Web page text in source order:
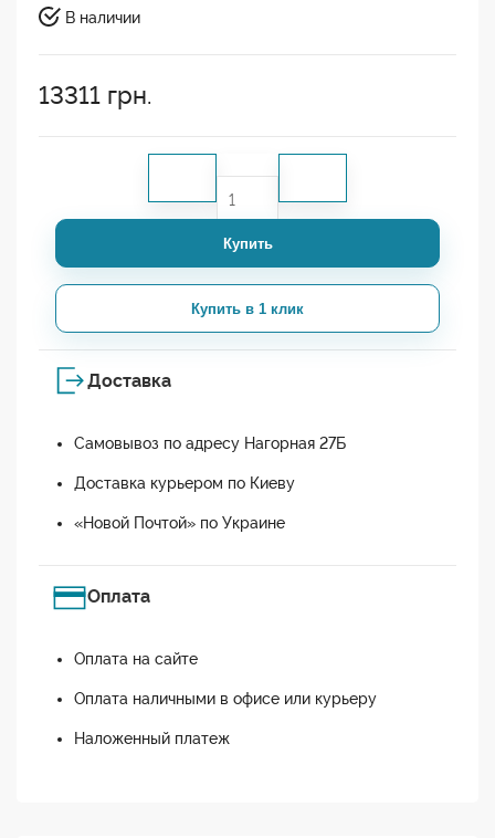
В наличии
13311 грн.
Купить
Купить в 1 клик
Доставка
Самовывоз по адресу Нагорная 27Б
Доставка курьером по Киеву
«Новой Почтой» по Украине
Оплата
Оплата на сайте
Оплата наличными в офисе или курьеру
Наложенный платеж